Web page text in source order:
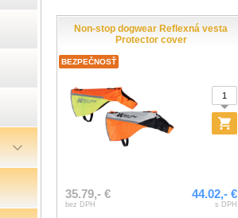
Non-stop dogwear Reflexná vesta
Protector cover
BEZPEČNOSŤ
35.79,- €
bez DPH
44.02,- €
s DPH